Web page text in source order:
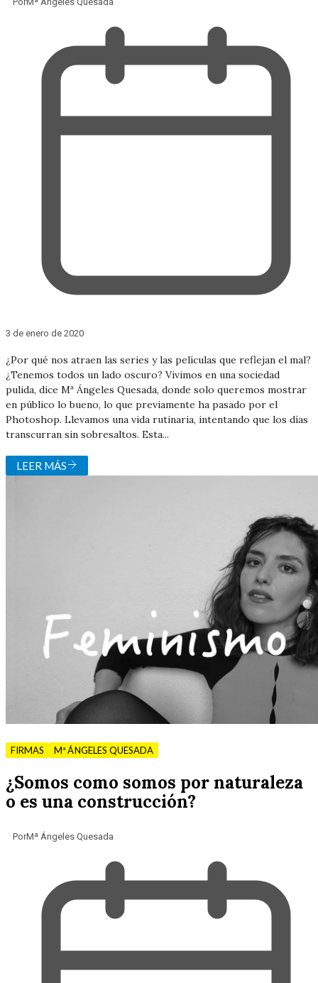
3 de enero de 2020
¿Por qué nos atraen las series y las películas que reflejan el mal?
¿Tenemos todos un lado oscuro? Vivimos en una sociedad
pulida, dice Mª Ángeles Quesada, donde solo queremos mostrar
en público lo bueno, lo que previamente ha pasado por el
Photoshop. Llevamos una vida rutinaria, intentando que los días
transcurran sin sobresaltos. Esta...
LEER MÁS
FIRMAS Mª ÁNGELES QUESADA
¿Somos como somos por naturaleza
o es una construcción?
PorMª Ángeles Quesada